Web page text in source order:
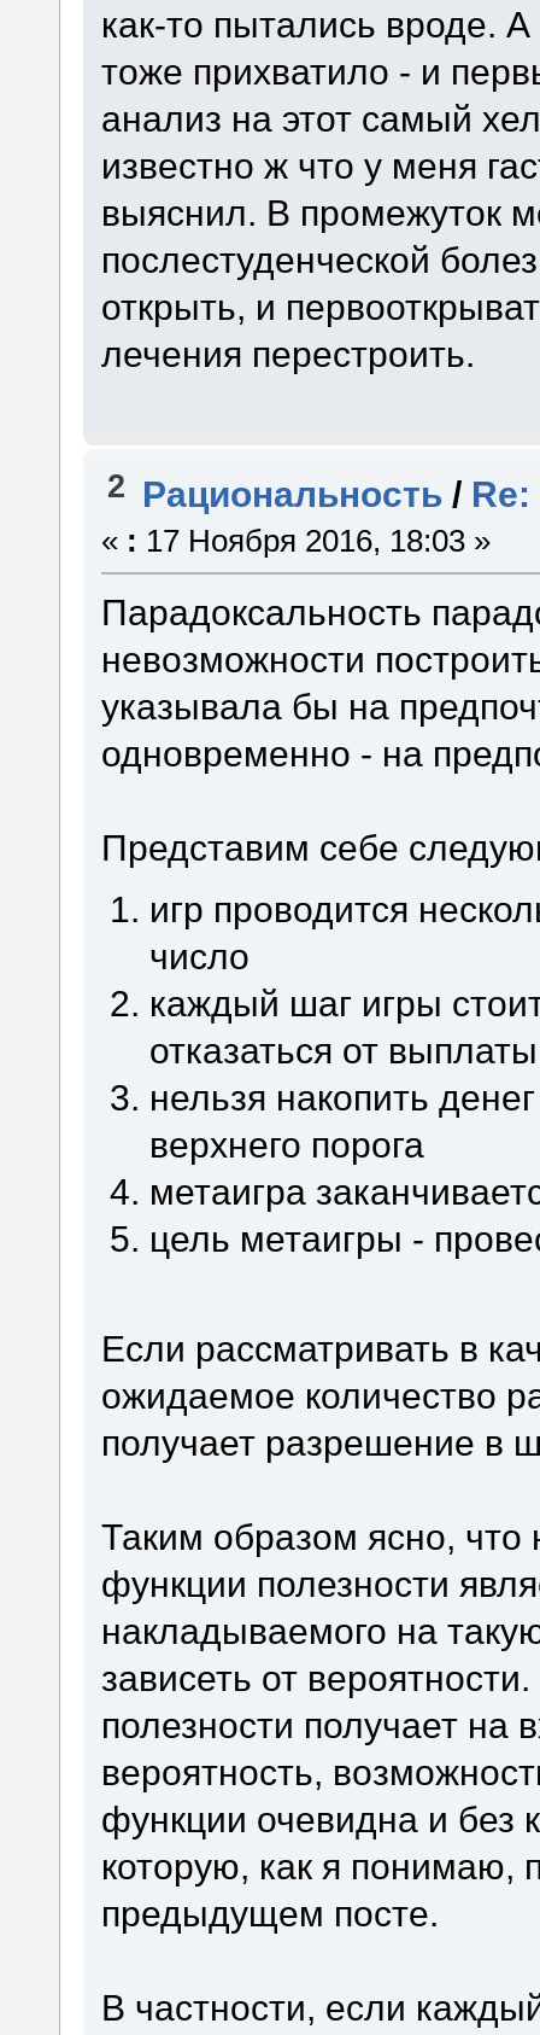
как-то пытались вроде.
тоже прихватило - и
анализ на этот самый
известно ж что у меня
выяснил. В промежуток
послестуденческой
открыть, и
лечения перестроить.
2 Рациональность /
« : 17 Ноября 2016, 18:03 »
Парадоксальность
невозможности
указывала бы на
одновременно - на
Представим себе
игр проводится
число
каждый шаг игры
отказаться от
нельзя накопить
верхнего порога
метаигра
цель метаигры -
Если рассматривать в
ожидаемое количество
получает разрешение в
Таким образом ясно, что
функции полезности
накладываемого на
зависеть от
полезности получает на
вероятность,
функции очевидна и без
которую, как я понимаю,
предыдущем посте.
В частности, если